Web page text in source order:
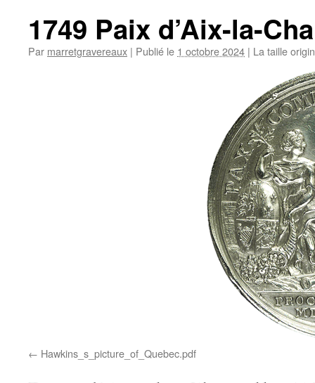
1749 Paix d’Aix-la-
Par marretgravereaux | Publié le 1 octobre 2024 | La taille
Hawkins_s_picture_of_Quebec.pdf